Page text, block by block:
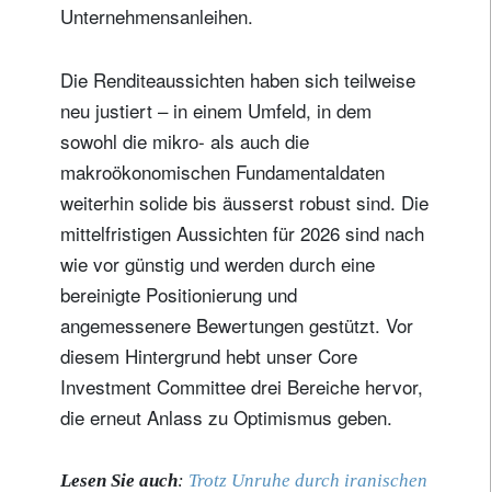
Unternehmensanleihen.
Die Renditeaussichten haben sich teilweise
neu justiert – in einem Umfeld, in dem
sowohl die mikro- als auch die
makroökonomischen Fundamentaldaten
weiterhin solide bis äusserst robust sind. Die
mittelfristigen Aussichten für 2026 sind nach
wie vor günstig und werden durch eine
bereinigte Positionierung und
angemessenere Bewertungen gestützt. Vor
diesem Hintergrund hebt unser Core
Investment Committee drei Bereiche hervor,
die erneut Anlass zu Optimismus geben.
Lesen Sie auch: Trotz Unruhe durch iranischen